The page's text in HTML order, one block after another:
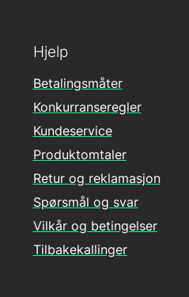
Hjelp
Betalingsmåter
Konkurranseregler
Kundeservice
Produktomtaler
Retur og reklamasjon
Spørsmål og svar
Vilkår og betingelser
Tilbakekallinger